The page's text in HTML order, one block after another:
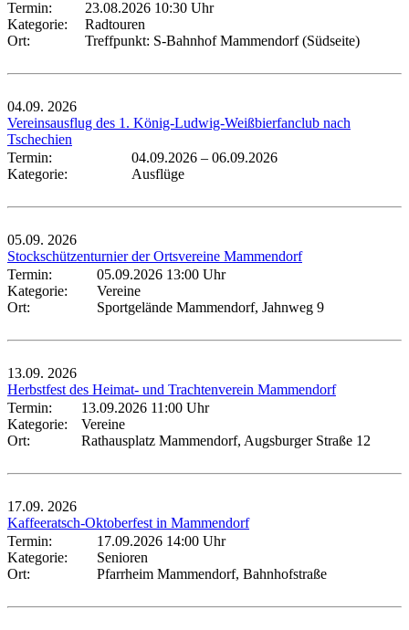
Termin:
23.08.2026 10:30 Uhr
Kategorie:
Radtouren
Ort:
Treffpunkt: S-Bahnhof Mammendorf (Südseite)
04.09. 2026
Vereinsausflug des 1. König-Ludwig-Weißbierfanclub nach
Tschechien
Termin:
04.09.2026 – 06.09.2026
Kategorie:
Ausflüge
05.09. 2026
Stockschützenturnier der Ortsvereine Mammendorf
Termin:
05.09.2026 13:00 Uhr
Kategorie:
Vereine
Ort:
Sportgelände Mammendorf, Jahnweg 9
13.09. 2026
Herbstfest des Heimat- und Trachtenverein Mammendorf
Termin:
13.09.2026 11:00 Uhr
Kategorie:
Vereine
Ort:
Rathausplatz Mammendorf, Augsburger Straße 12
17.09. 2026
Kaffeeratsch-Oktoberfest in Mammendorf
Termin:
17.09.2026 14:00 Uhr
Kategorie:
Senioren
Ort:
Pfarrheim Mammendorf, Bahnhofstraße